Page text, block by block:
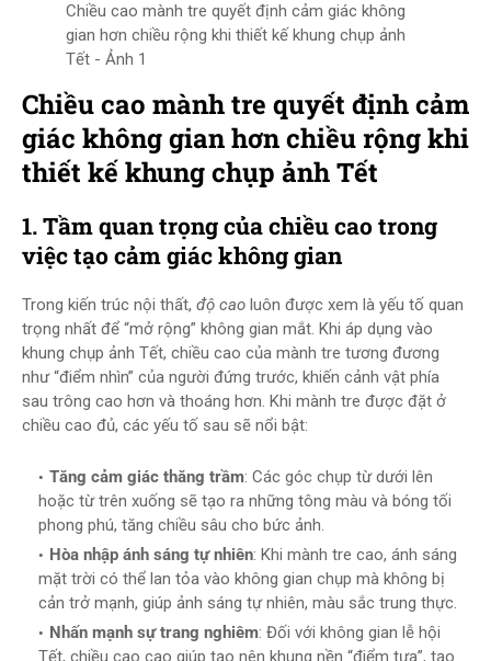
Chiều cao mành tre quyết định cảm giác không
gian hơn chiều rộng khi thiết kế khung chụp ảnh
Tết - Ảnh 1
Chiều cao mành tre quyết định cảm
giác không gian hơn chiều rộng khi
thiết kế khung chụp ảnh Tết
1. Tầm quan trọng của chiều cao trong
việc tạo cảm giác không gian
Trong kiến trúc nội thất, độ cao luôn được xem là yếu tố quan
trọng nhất để “mở rộng” không gian mắt. Khi áp dụng vào
khung chụp ảnh Tết, chiều cao của mành tre tương đương
như “điểm nhìn” của người đứng trước, khiến cảnh vật phía
sau trông cao hơn và thoáng hơn. Khi mành tre được đặt ở
chiều cao đủ, các yếu tố sau sẽ nổi bật:
Tăng cảm giác thăng trầm: Các góc chụp từ dưới lên
hoặc từ trên xuống sẽ tạo ra những tông màu và bóng tối
phong phú, tăng chiều sâu cho bức ảnh.
Hòa nhập ánh sáng tự nhiên: Khi mành tre cao, ánh sáng
mặt trời có thể lan tỏa vào không gian chụp mà không bị
cản trở mạnh, giúp ảnh sáng tự nhiên, màu sắc trung thực.
Nhấn mạnh sự trang nghiêm: Đối với không gian lễ hội
Tết, chiều cao cao giúp tạo nên khung nền “điểm tựa”, tạo